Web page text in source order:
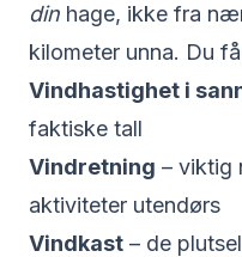
din hage, ikke fra
kilometer unna. Du
Vindhastighet i
faktiske tall
Vindretning – viktig
aktiviteter utendørs
Vindkast – de